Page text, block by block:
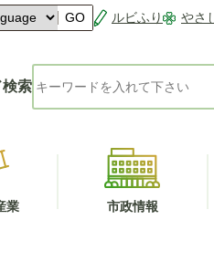
GO ルビふり やさ
検索
業 市政情報